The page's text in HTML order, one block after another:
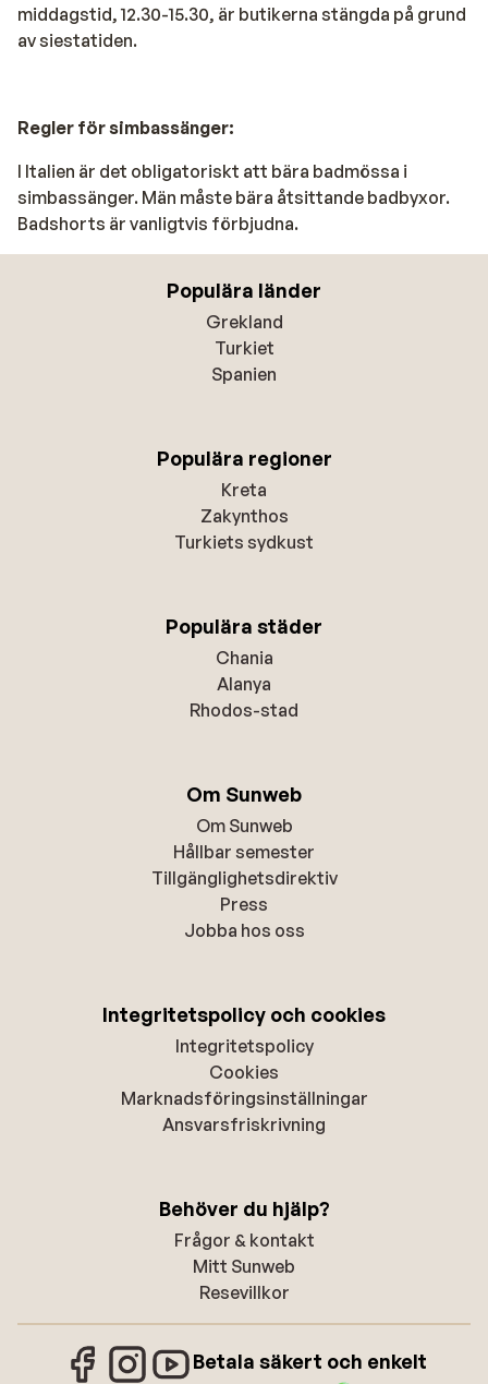
middagstid, 12.30-15.30, är butikerna stängda på grund
av siestatiden.
Regler för simbassänger:
I Italien är det obligatoriskt att bära badmössa i
simbassänger. Män måste bära åtsittande badbyxor.
Badshorts är vanligtvis förbjudna.
Populära länder
Grekland
Turkiet
Spanien
Populära regioner
Kreta
Zakynthos
Turkiets sydkust
Populära städer
Chania
Alanya
Rhodos-stad
Om Sunweb
Om Sunweb
Hållbar semester
Tillgänglighetsdirektiv
Press
Jobba hos oss
Integritetspolicy och cookies
Integritetspolicy
Cookies
Marknadsföringsinställningar
Ansvarsfriskrivning
Behöver du hjälp?
Frågor & kontakt
Mitt Sunweb
Resevillkor
Betala säkert och enkelt